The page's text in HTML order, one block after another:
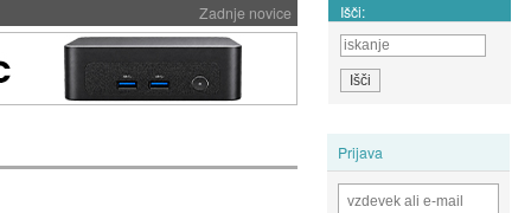
Zadnje novice Išči:
Prijava